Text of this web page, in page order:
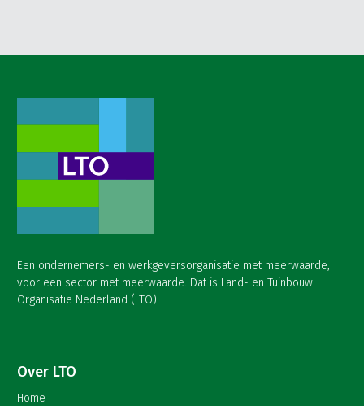
Een ondernemers- en werkgeversorganisatie met meerwaarde,
voor een sector met meerwaarde. Dat is Land- en Tuinbouw
Organisatie Nederland (LTO).
Over LTO
Home